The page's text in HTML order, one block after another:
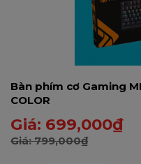
Bàn phím cơ Gaming
COLOR
Giá: 699,000₫
Giá:799,000₫